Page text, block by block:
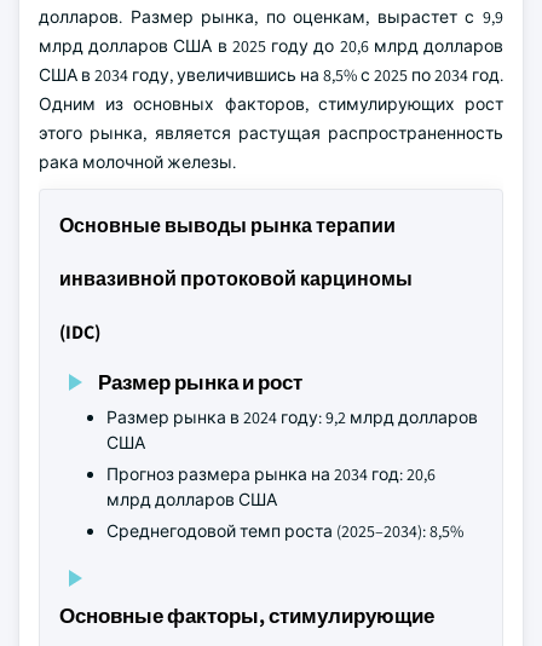
долларов. Размер рынка, по оценкам, вырастет с 9,9
млрд долларов США в 2025 году до 20,6 млрд долларов
США в 2034 году, увеличившись на 8,5% с 2025 по 2034 год.
Одним из основных факторов, стимулирующих рост
этого рынка, является растущая распространенность
рака молочной железы.
Основные выводы рынка терапии
инвазивной протоковой карциномы
(IDC)
Размер рынка и рост
Размер рынка в 2024 году: 9,2 млрд долларов
США
Прогноз размера рынка на 2034 год: 20,6
млрд долларов США
Среднегодовой темп роста (2025–2034): 8,5%
Основные факторы, стимулирующие